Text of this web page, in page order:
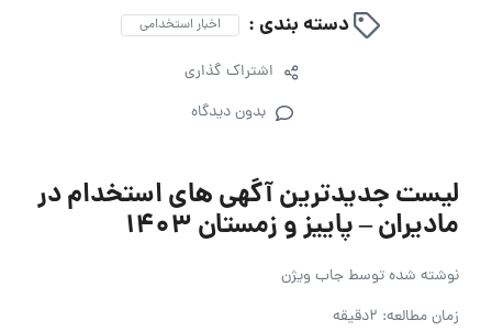
دسته بندی : اخبار استخدامی
اشتراک گذاری
بدون دیدگاه
لیست جدیدترین آگهی های استخدام در
مادیران – پاییز و زمستان 1403
نوشته شده توسطجاب ویژن
زمان مطالعه: 2دقیقه